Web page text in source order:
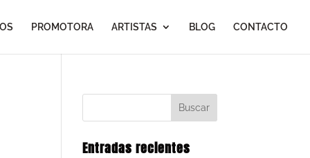
PROMOTORA ARTISTAS BLOG CONTACTO
Entradas recientes